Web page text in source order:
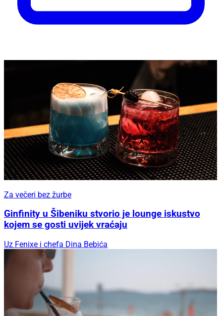
Za večeri bez žurbe
Ginfinity u Šibeniku stvorio je lounge iskustvo
kojem se gosti uvijek vraćaju
Uz Fenixe i chefa Dina Bebića